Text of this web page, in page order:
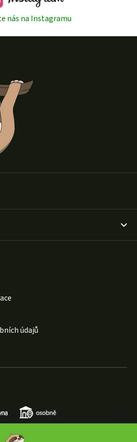
nás na Instagramu
údajů